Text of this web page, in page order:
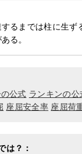
するまでは柱に生ず
る。
公式 ランキンの公
座屈安全率 座屈荷
は？：